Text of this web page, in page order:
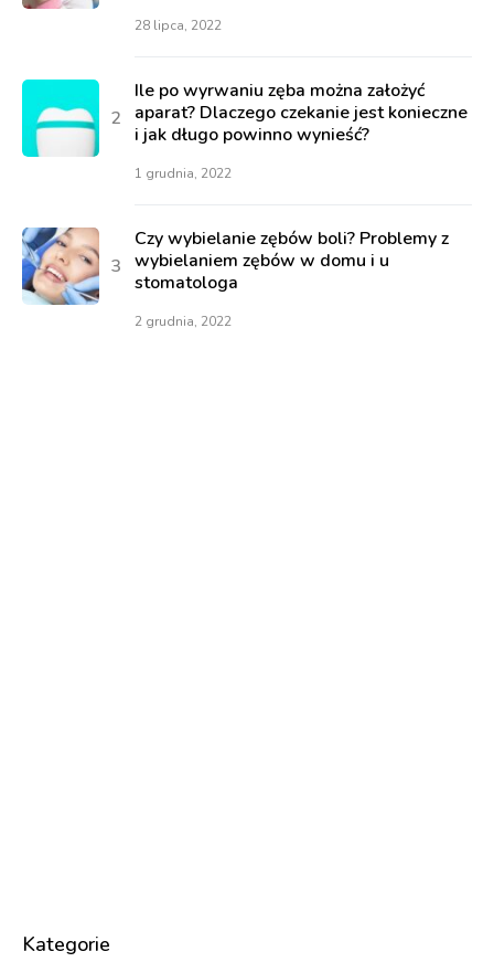
28 lipca, 2022
Ile po wyrwaniu zęba można założyć
aparat? Dlaczego czekanie jest konieczne
i jak długo powinno wynieść?
1 grudnia, 2022
Czy wybielanie zębów boli? Problemy z
wybielaniem zębów w domu i u
stomatologa
2 grudnia, 2022
Kategorie